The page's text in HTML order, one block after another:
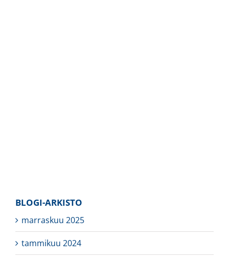
BLOGI-ARKISTO
marraskuu 2025
tammikuu 2024